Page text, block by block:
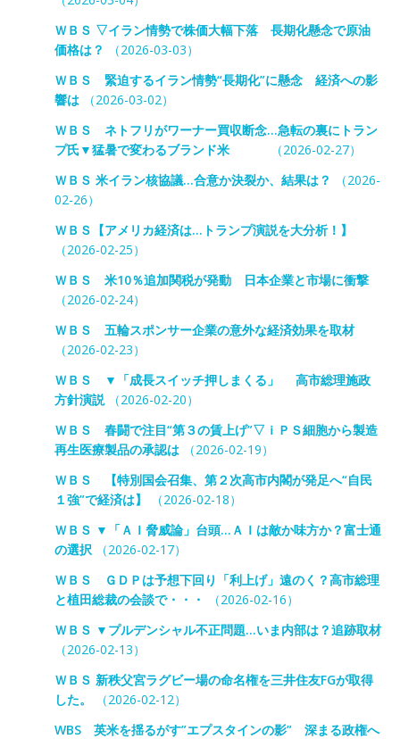
ＷＢＳ ▽イラン情勢で株価大幅下落 長期化懸念で原油
価格は？
（2026-03-03）
ＷＢＳ 緊迫するイラン情勢“長期化”に懸念 経済への影
響は（2026-03-02）
ＷＢＳ ネトフリがワーナー買収断念…急転の裏にトラン
プ氏▼猛暑で変わるブランド米
（2026-02-27）
ＷＢＳ 米イラン核協議…合意か決裂か、結果は？
（2026-
02-26）
ＷＢＳ【アメリカ経済は…トランプ演説を大分析！】
（2026-02-25）
ＷＢＳ 米10％追加関税が発動 日本企業と市場に衝撃
（2026-02-24）
ＷＢＳ 五輪スポンサー企業の意外な経済効果を取材
（2026-02-23）
ＷＢＳ ▼「成長スイッチ押しまくる」 高市総理施政
方針演説（2026-02-20）
ＷＢＳ 春闘で注目“第３の賃上げ”▽ｉＰＳ細胞から製造
再生医療製品の承認は（2026-02-19）
ＷＢＳ 【特別国会召集、第２次高市内閣が発足へ“自民
１強”で経済は】
（2026-02-18）
ＷＢＳ ▼「ＡＩ脅威論」台頭…ＡＩは敵か味方か？富士通
の選択 （2026-02-17）
ＷＢＳ ＧＤＰは予想下回り「利上げ」遠のく？高市総理
と植田総裁の会談で・・・
（2026-02-16）
ＷＢＳ ▼プルデンシャル不正問題…いま内部は？追跡取材
（2026-02-13）
ＷＢＳ 新秩父宮ラグビー場の命名権を三井住友FGが取得
した。
（2026-02-12）
WBS 英米を揺るがす”エプスタインの影” 深まる政権へ